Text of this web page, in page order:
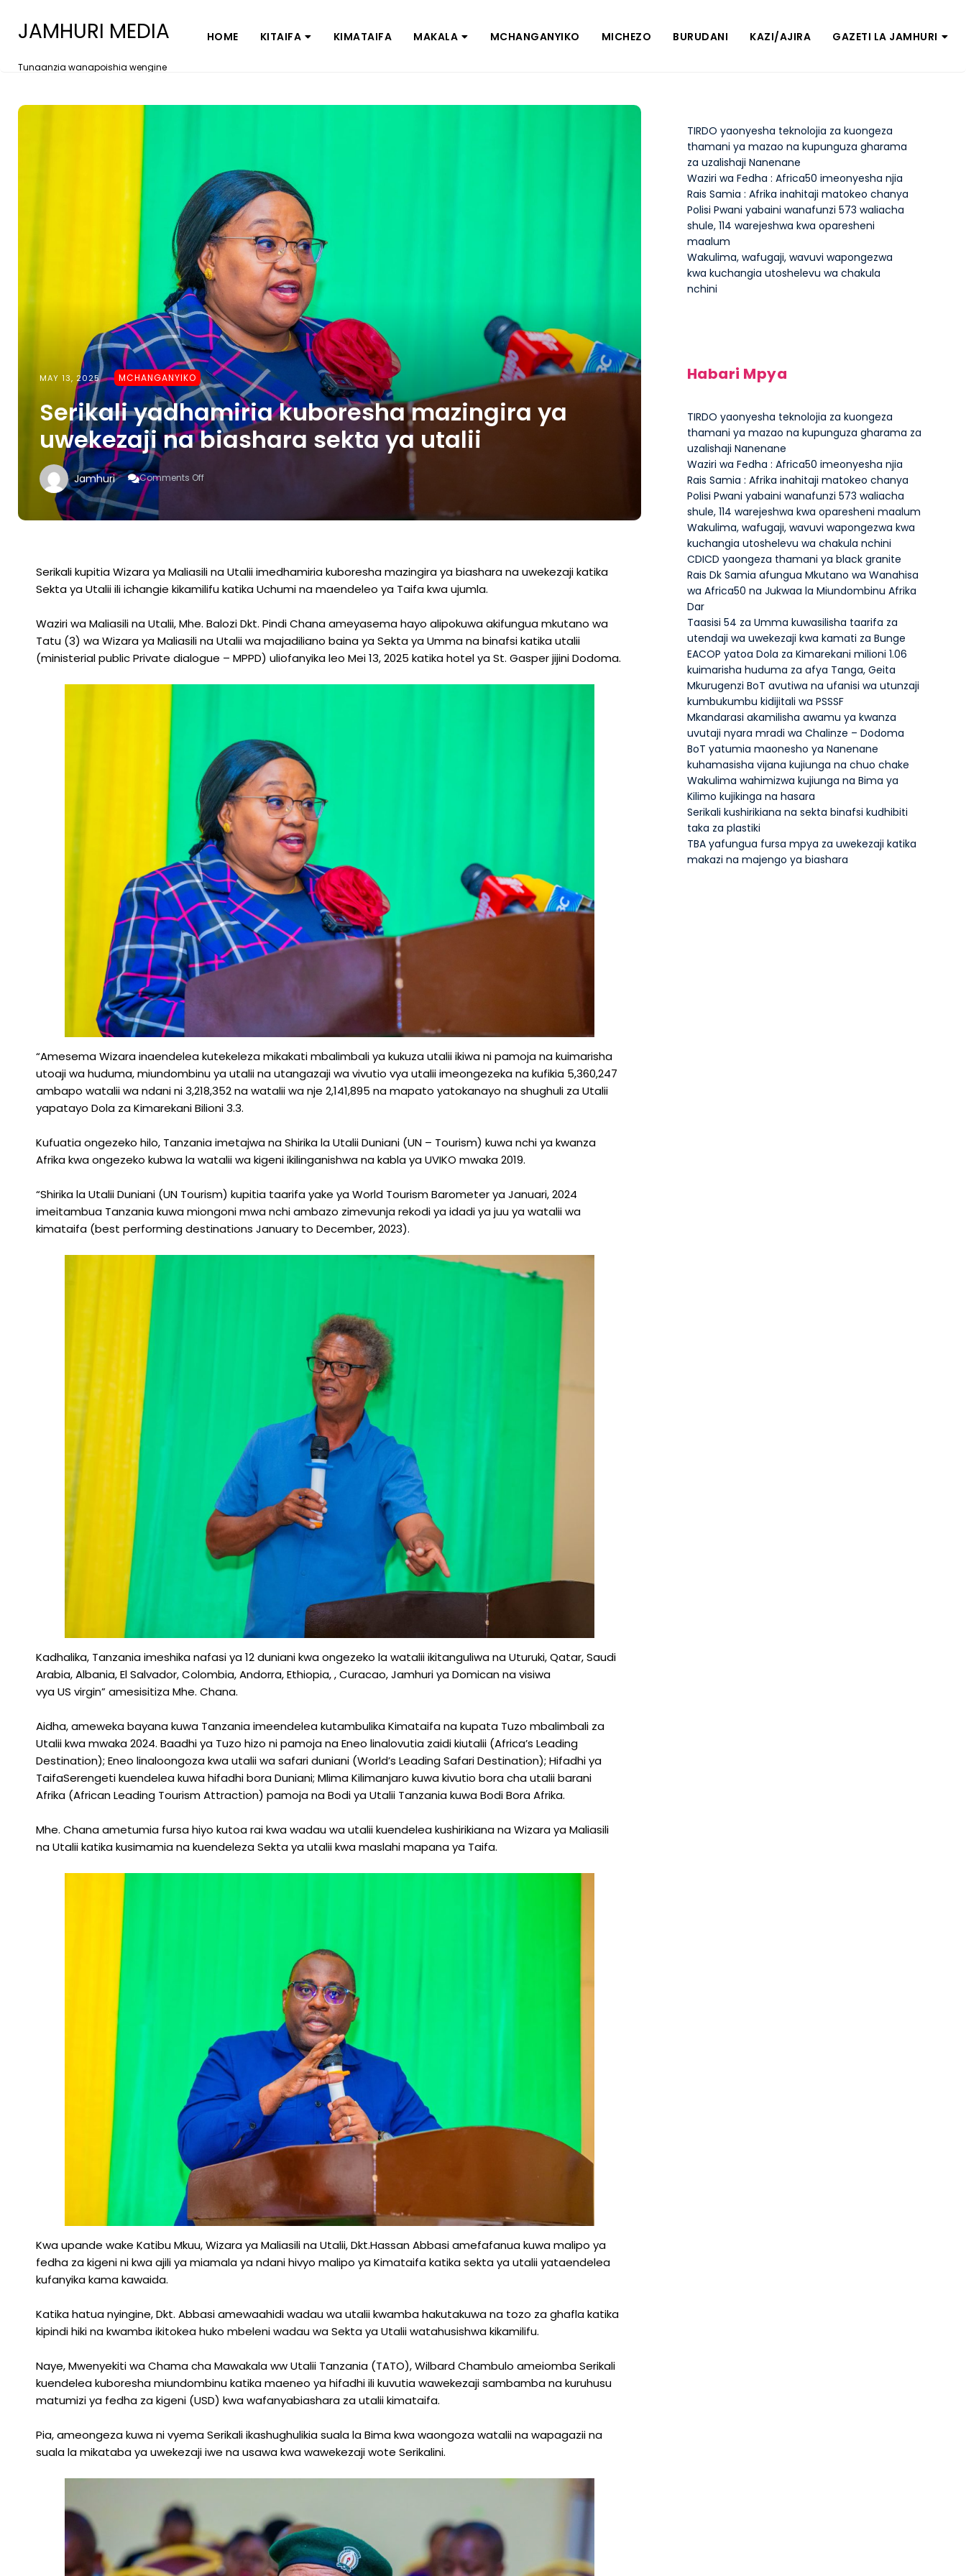
JAMHURI MEDIA
Tunaanzia wanapoishia wengine
HOME KITAIFA KIMATAIFA MAKALA MCHANGANYIKO MICHEZO BURUDANI KAZI/AJIRA GAZETI LA JAMHURI
MAY 13, 2025 MCHANGANYIKO
Serikali yadhamiria kuboresha mazingira ya
uwekezaji na biashara sekta ya utalii
Jamhuri Comments Off
Na
Biashara
Sekta
Utalii
Serikali kupitia Wizara ya Maliasili na Utalii imedhamiria kuboresha mazingira ya biashara na uwekezaji katika
Sekta ya Utalii ili ichangie kikamilifu katika Uchumi na maendeleo ya Taifa kwa ujumla.
Waziri wa Maliasili na Utalii, Mhe. Balozi Dkt. Pindi Chana ameyasema hayo alipokuwa akifungua mkutano wa
Tatu (3) wa Wizara ya Maliasili na Utalii wa majadiliano baina ya Sekta ya Umma na binafsi katika utalii
(ministerial public Private dialogue – MPPD) uliofanyika leo Mei 13, 2025 katika hotel ya St. Gasper jijini Dodoma.
“Amesema Wizara inaendelea kutekeleza mikakati mbalimbali ya kukuza utalii ikiwa ni pamoja na kuimarisha
utoaji wa huduma, miundombinu ya utalii na utangazaji wa vivutio vya utalii imeongezeka na kufikia 5,360,247
ambapo watalii wa ndani ni 3,218,352 na watalii wa nje 2,141,895 na mapato yatokanayo na shughuli za Utalii
yapatayo Dola za Kimarekani Bilioni 3.3.
Kufuatia ongezeko hilo, Tanzania imetajwa na Shirika la Utalii Duniani (UN – Tourism) kuwa nchi ya kwanza
Afrika kwa ongezeko kubwa la watalii wa kigeni ikilinganishwa na kabla ya UVIKO mwaka 2019.
“Shirika la Utalii Duniani (UN Tourism) kupitia taarifa yake ya World Tourism Barometer ya Januari, 2024
imeitambua Tanzania kuwa miongoni mwa nchi ambazo zimevunja rekodi ya idadi ya juu ya watalii wa
kimataifa (best performing destinations January to December, 2023).
Kadhalika, Tanzania imeshika nafasi ya 12 duniani kwa ongezeko la watalii ikitanguliwa na Uturuki, Qatar, Saudi
Arabia, Albania, El Salvador, Colombia, Andorra, Ethiopia, , Curacao, Jamhuri ya Domican na visiwa
vya US virgin” amesisitiza Mhe. Chana.
Aidha, ameweka bayana kuwa Tanzania imeendelea kutambulika Kimataifa na kupata Tuzo mbalimbali za
Utalii kwa mwaka 2024. Baadhi ya Tuzo hizo ni pamoja na Eneo linalovutia zaidi kiutalii (Africa’s Leading
Destination); Eneo linaloongoza kwa utalii wa safari duniani (World’s Leading Safari Destination); Hifadhi ya
TaifaSerengeti kuendelea kuwa hifadhi bora Duniani; Mlima Kilimanjaro kuwa kivutio bora cha utalii barani
Afrika (African Leading Tourism Attraction) pamoja na Bodi ya Utalii Tanzania kuwa Bodi Bora Afrika.
Mhe. Chana ametumia fursa hiyo kutoa rai kwa wadau wa utalii kuendelea kushirikiana na Wizara ya Maliasili
na Utalii katika kusimamia na kuendeleza Sekta ya utalii kwa maslahi mapana ya Taifa.
Kwa upande wake Katibu Mkuu, Wizara ya Maliasili na Utalii, Dkt.Hassan Abbasi amefafanua kuwa malipo ya
fedha za kigeni ni kwa ajili ya miamala ya ndani hivyo malipo ya Kimataifa katika sekta ya utalii yataendelea
kufanyika kama kawaida.
Katika hatua nyingine, Dkt. Abbasi amewaahidi wadau wa utalii kwamba hakutakuwa na tozo za ghafla katika
kipindi hiki na kwamba ikitokea huko mbeleni wadau wa Sekta ya Utalii watahusishwa kikamilifu.
Naye, Mwenyekiti wa Chama cha Mawakala ww Utalii Tanzania (TATO), Wilbard Chambulo ameiomba Serikali
kuendelea kuboresha miundombinu katika maeneo ya hifadhi ili kuvutia wawekezaji sambamba na kuruhusu
matumizi ya fedha za kigeni (USD) kwa wafanyabiashara za utalii kimataifa.
Pia, ameongeza kuwa ni vyema Serikali ikashughulikia suala la Bima kwa waongoza watalii na wapagazii na
suala la mikataba ya uwekezaji iwe na usawa kwa wawekezaji wote Serikalini.
TIRDO yaonyesha teknolojia za kuongeza
thamani ya mazao na kupunguza gharama
za uzalishaji Nanenane
Waziri wa Fedha : Africa50 imeonyesha njia
Rais Samia : Afrika inahitaji matokeo chanya
Polisi Pwani yabaini wanafunzi 573 waliacha
shule, 114 warejeshwa kwa oparesheni
maalum
Wakulima, wafugaji, wavuvi wapongezwa
kwa kuchangia utoshelevu wa chakula
nchini
Habari Mpya
TIRDO yaonyesha teknolojia za kuongeza
thamani ya mazao na kupunguza gharama za
uzalishaji Nanenane
Waziri wa Fedha : Africa50 imeonyesha njia
Rais Samia : Afrika inahitaji matokeo chanya
Polisi Pwani yabaini wanafunzi 573 waliacha
shule, 114 warejeshwa kwa oparesheni maalum
Wakulima, wafugaji, wavuvi wapongezwa kwa
kuchangia utoshelevu wa chakula nchini
CDICD yaongeza thamani ya black granite
Rais Dk Samia afungua Mkutano wa Wanahisa
wa Africa50 na Jukwaa la Miundombinu Afrika
Dar
Taasisi 54 za Umma kuwasilisha taarifa za
utendaji wa uwekezaji kwa kamati za Bunge
EACOP yatoa Dola za Kimarekani milioni 1.06
kuimarisha huduma za afya Tanga, Geita
Mkurugenzi BoT avutiwa na ufanisi wa utunzaji
kumbukumbu kidijitali wa PSSSF
Mkandarasi akamilisha awamu ya kwanza
uvutaji nyara mradi wa Chalinze – Dodoma
BoT yatumia maonesho ya Nanenane
kuhamasisha vijana kujiunga na chuo chake
Wakulima wahimizwa kujiunga na Bima ya
Kilimo kujikinga na hasara
Serikali kushirikiana na sekta binafsi kudhibiti
taka za plastiki
TBA yafungua fursa mpya za uwekezaji katika
makazi na majengo ya biashara